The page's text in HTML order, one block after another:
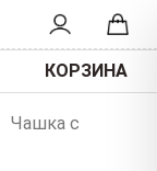
КОРЗИНА
Чашка с